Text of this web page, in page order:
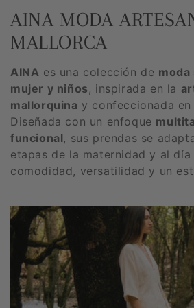
Colección:
AINA MODA
MALLORCA
AINA es una colección de moda
mujer y niños, inspirada en la
mallorquina y confeccionada en
Diseñada con un enfoque
funcional, sus prendas se
etapas de la maternidad y al
comodidad, versatilidad y un